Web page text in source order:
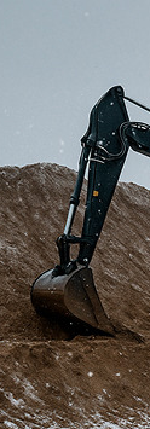
быстрый выезд и